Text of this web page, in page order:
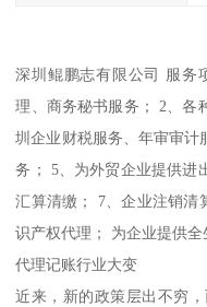
深圳鲲鹏志有限公司 服务
理、商务秘书服务； 2、各
圳企业财税服务、年审审计
务； 5、为外贸企业提供进
汇算清缴； 7、企业注销清
识产权代理； 为企业提供全
代理记账行业大变
近来，新的政策层出不穷